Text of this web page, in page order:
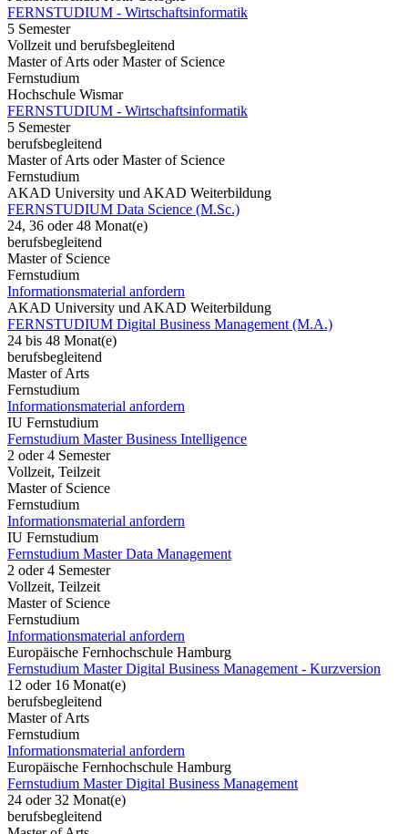
FERNSTUDIUM - Wirtschaftsinformatik
5 Semester
Vollzeit und berufsbegleitend
Master of Arts oder Master of Science
Fernstudium
Hochschule Wismar
FERNSTUDIUM - Wirtschaftsinformatik
5 Semester
berufsbegleitend
Master of Arts oder Master of Science
Fernstudium
AKAD University und AKAD Weiterbildung
FERNSTUDIUM Data Science (M.Sc.)
24, 36 oder 48 Monat(e)
berufsbegleitend
Master of Science
Fernstudium
Informationsmaterial anfordern
AKAD University und AKAD Weiterbildung
FERNSTUDIUM Digital Business Management (M.A.)
24 bis 48 Monat(e)
berufsbegleitend
Master of Arts
Fernstudium
Informationsmaterial anfordern
IU Fernstudium
Fernstudium Master Business Intelligence
2 oder 4 Semester
Vollzeit, Teilzeit
Master of Science
Fernstudium
Informationsmaterial anfordern
IU Fernstudium
Fernstudium Master Data Management
2 oder 4 Semester
Vollzeit, Teilzeit
Master of Science
Fernstudium
Informationsmaterial anfordern
Europäische Fernhochschule Hamburg
Fernstudium Master Digital Business Management - Kurzversion
12 oder 16 Monat(e)
berufsbegleitend
Master of Arts
Fernstudium
Informationsmaterial anfordern
Europäische Fernhochschule Hamburg
Fernstudium Master Digital Business Management
24 oder 32 Monat(e)
berufsbegleitend